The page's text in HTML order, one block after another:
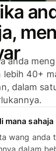
anda
lebih 40+
dalam
mana
wang anda